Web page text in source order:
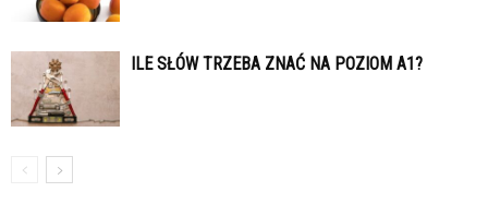
ILE SŁÓW TRZEBA ZNAĆ NA POZIOM A1?